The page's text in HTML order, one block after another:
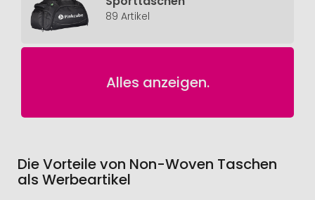
89 Artikel
Alles anzeigen.
Die Vorteile von Non-Woven Taschen
als Werbeartikel